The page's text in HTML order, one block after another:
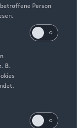
Person
B.